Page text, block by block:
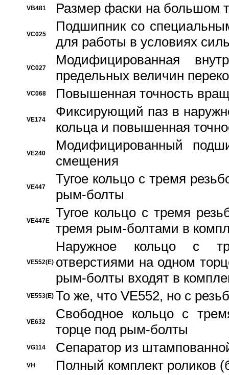
VB481 Размер фаски на большом
VC025
Подшипник со
для работы в условиях
VC027
Модифицированная
предельных величин
VC068 Повышенная точность
VE174
Фиксирующий паз в
кольца и повышенная
VE240
Модифицированный
смещения
VE447
Тугое кольцо с тремя
рым-болты
VE447E
Тугое кольцо с тремя
тремя рым-болтами в
VE552(E)
Наружное кольцо с
отверстиями на одном
рым-болты входят в
VE553(E) То же, что VE552, но с
VE632
Свободное кольцо с
торце под рым-болты
VG114 Сепаратор из
VH Полный комплект роликов